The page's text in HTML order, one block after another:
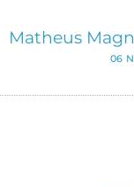
Matheus
06